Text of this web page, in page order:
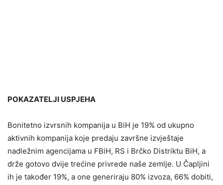
POKAZATELJI USPJEHA
Bonitetno izvrsnih kompanija u BiH je 19% od ukupno
aktivnih kompanija koje predaju završne izvještaje
nadležnim agencijama u FBiH, RS i Brčko Distriktu BiH, a
drže gotovo dvije trećine privrede naše zemlje. U Čapljini
ih je također 19%, a one generiraju 80% izvoza, 66% dobiti,